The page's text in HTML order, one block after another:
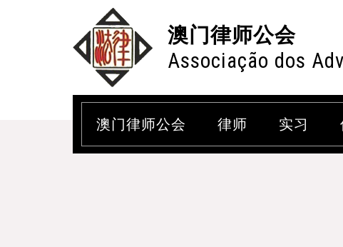
澳门律师公会
Associação dos
澳门律师公会 律师 实习